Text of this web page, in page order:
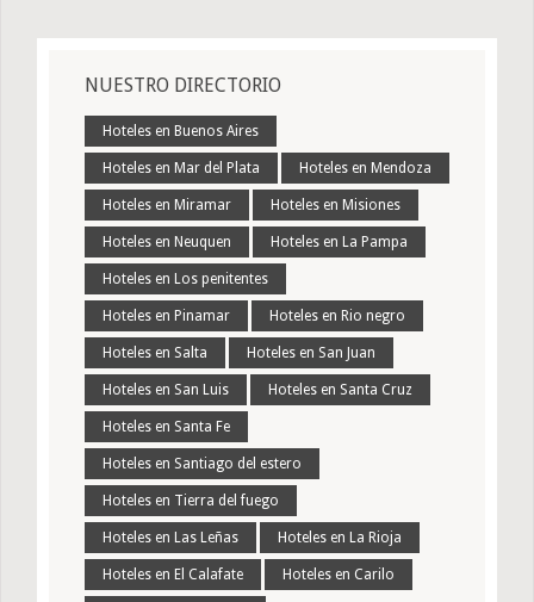
NUESTRO DIRECTORIO
Hoteles en Buenos Aires
Hoteles en Mar del Plata Hoteles en Mendoza
Hoteles en Miramar Hoteles en Misiones
Hoteles en Neuquen Hoteles en La Pampa
Hoteles en Los penitentes
Hoteles en Pinamar Hoteles en Rio negro
Hoteles en Salta Hoteles en San Juan
Hoteles en San Luis Hoteles en Santa Cruz
Hoteles en Santa Fe
Hoteles en Santiago del estero
Hoteles en Tierra del fuego
Hoteles en Las Leñas Hoteles en La Rioja
Hoteles en El Calafate Hoteles en Carilo